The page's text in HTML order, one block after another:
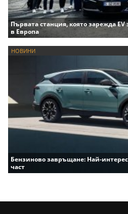
Първата станция, която зарежда
в Европа
НОВИНИ
Бензиново завръщане: Най-
част